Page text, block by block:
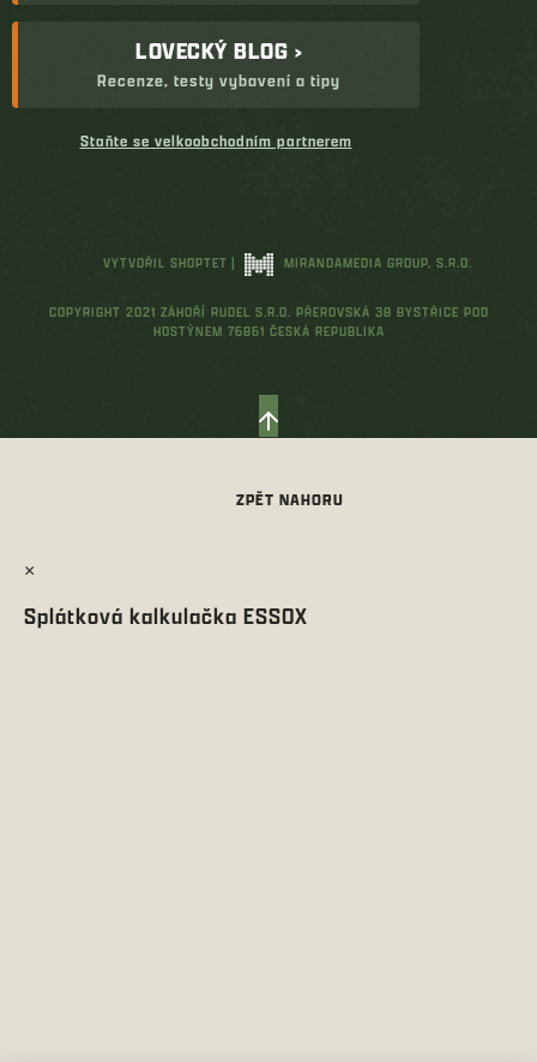
LOVECKÝ BLOG ›
Recenze, testy vybavení a tipy
Staňte se velkoobchodním partnerem
VYTVOŘIL SHOPTET | MIRANDAMEDIA GROUP, S.R.O.
COPYRIGHT 2021 ZÁHOŘÍ RUDEL S.R.O. PŘEROVSKÁ 38 BYSTŘICE POD
HOSTÝNEM 76861 ČESKÁ REPUBLIKA
×
Splátková kalkulačka ESSOX